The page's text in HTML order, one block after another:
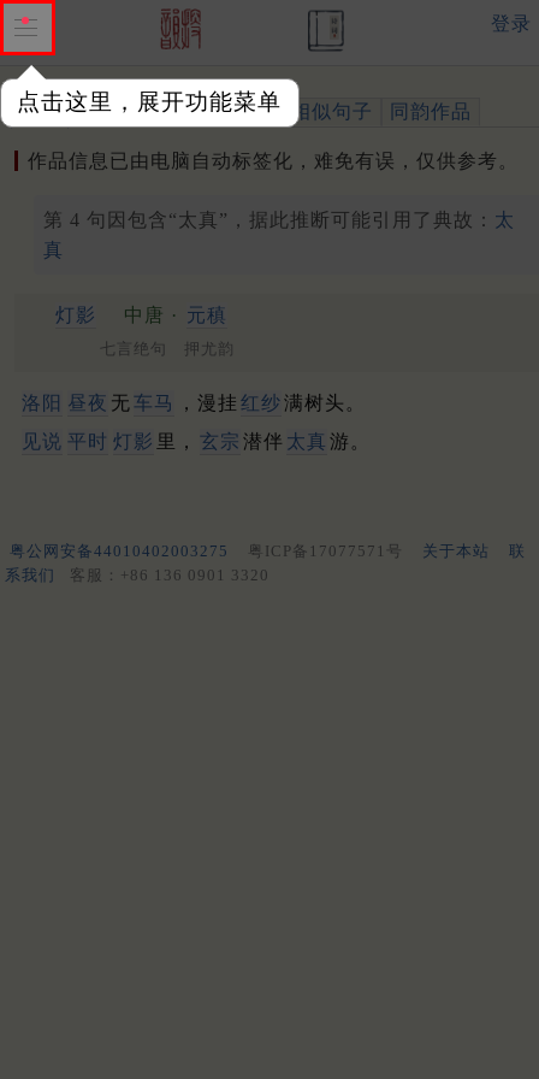
点击这里，展开功能菜单
登录
作品 标注四声 出处、引用 相似句子 同韵作品
作品信息已由电脑自动标签化，难免有误，仅供参考。
第 4 句因包含“太真”，据此推断可能引用了典故： 太
真
灯影 中唐 · 元稹
七言绝句 押尤韵
洛阳 昼夜 无车马 ，漫挂 红纱满树头。
见说 平时 灯影 里， 玄宗 潜伴 太真 游。
粤公网安备44010402003275 粤ICP备17077571号 关于本站
联
系我们
客服：+86 136 0901 3320